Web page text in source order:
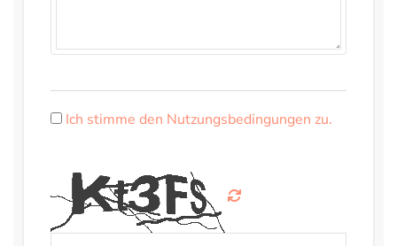
Ich stimme den Nutzungsbedingungen zu.